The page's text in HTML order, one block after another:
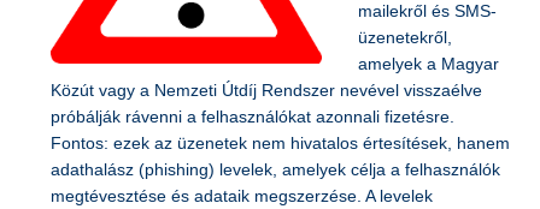
mailekről és SMS-
üzenetekről,
amelyek a Magyar
Közút vagy a Nemzeti Útdíj Rendszer nevével visszaélve
próbálják rávenni a felhasználókat azonnali fizetésre.
Fontos: ezek az üzenetek nem hivatalos értesítések, hanem
adathalász (phishing) levelek, amelyek célja a felhasználók
megtévesztése és adataik megszerzése. A levelek